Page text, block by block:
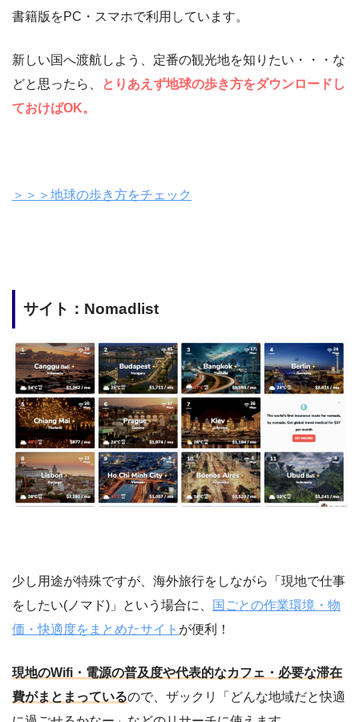
書籍版をPC・スマホで利用しています。
新しい国へ渡航しよう、定番の観光地を知りたい・・・な
どと思ったら、
とりあえず地球の歩き方をダウンロードし
ておけばOK。
＞＞＞地球の歩き方をチェック
サイト：Nomadlist
少し用途が特殊ですが、海外旅行をしながら「現地で仕事
をしたい(ノマド)」という場合に、
国ごとの作業環境・物
価・快適度をまとめたサイト が便利！
現地のWifi・電源の普及度や代表的なカフェ・必要な滞在
費がまとまっているので、ザックリ「どんな地域だと快適